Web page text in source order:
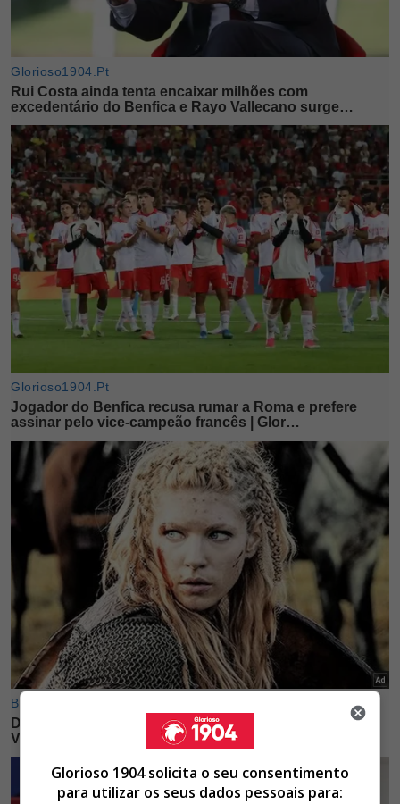
Glorioso 1904 solicita o seu consentimento
para utilizar os seus dados pessoais para: